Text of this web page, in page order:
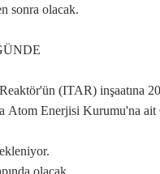
sonra olacak.
(ITAR) inşaatına
Atom Enerjisi Kurumu'na ait
olacak.